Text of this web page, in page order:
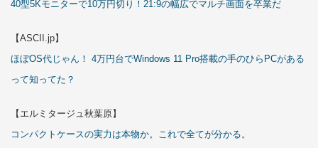
40型5Kモニターで10万円切り！21:9の幅広でマルチ画面を卒業だ
【ASCII.jp】
ほぼOS代じゃん！ 4万円台でWindows 11 Pro搭載の手のひらPCがある
って知ってた？
【エルミタージュ秋葉原】
コンパクトケースの実力は本物か。これで全てが分かる。